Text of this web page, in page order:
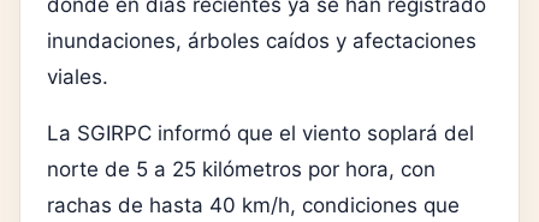
donde en días recientes ya se han registrado
inundaciones, árboles caídos y afectaciones
viales.
La SGIRPC informó que el viento soplará del
norte de 5 a 25 kilómetros por hora, con
rachas de hasta 40 km/h, condiciones que